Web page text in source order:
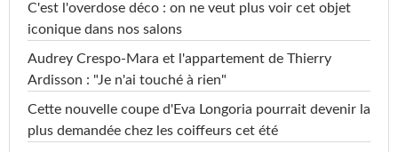
C'est l'overdose déco : on ne veut plus voir cet objet
iconique dans nos salons
Audrey Crespo-Mara et l'appartement de Thierry
Ardisson : "Je n'ai touché à rien"
Cette nouvelle coupe d'Eva Longoria pourrait devenir la
plus demandée chez les coiffeurs cet été